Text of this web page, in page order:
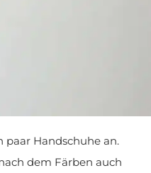
paar Handschuhe an.
dem Färben auch